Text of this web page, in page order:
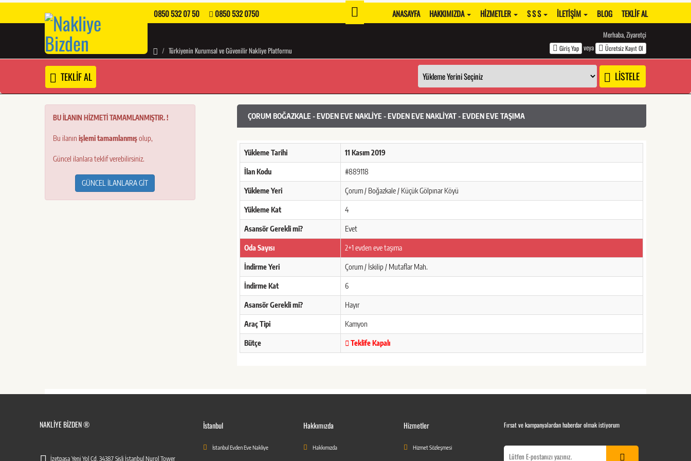
0850 532 07 50 0850 532 0750 ANASAYFA HAKKIMIZDA HIZMETLER S S S İLETIŞIM BLOG TEKLIF AL
Türkiyenin Kurumsal ve Güvenilir Nakliye Platformu
Merhaba, Ziyaretçi
Giriş Yap veya Ücretsiz Kayıt Ol
TEKLİF AL LİSTELE
ÇORUM BOĞAZKALE - EVDEN EVE NAKLIYE - EVDEN EVE NAKLIYAT - EVDEN EVE TAŞIMA
Yükleme Tarihi 11 Kasım 2019
İlan Kodu #889118
Yükleme Yeri Çorum / Boğazkale / Küçük Gölpınar Köyü
Yükleme Kat 4
Asansör Gerekli mi? Evet
Oda Sayısı 2+1 evden eve taşıma
İndirme Yeri Çorum / İskilip / Mutaflar Mah.
İndirme Kat 6
Asansör Gerekli mi? Hayır
Araç Tipi Kamyon
Bütçe Teklife Kapalı
BU İLANIN HİZMETİ TAMAMLANMIŞTIR. !
Bu ilanın işlemi tamamlanmışolup,
Güncel ilanlara teklif verebilirsiniz.
GÜNCEL İLANLARA GİT
NAKLIYE BIZDEN ®
İzetpaşa Yeni Yol Cd. 34387 Şişli İstanbul Nurol Tower
İstanbul
İstanbul Evden Eve Nakliye
Hakkımızda
Hakkımızda
Hizmetler
Hizmet Sözleşmesi
Fırsat ve kampanyalardan haberdar olmak istiyorum